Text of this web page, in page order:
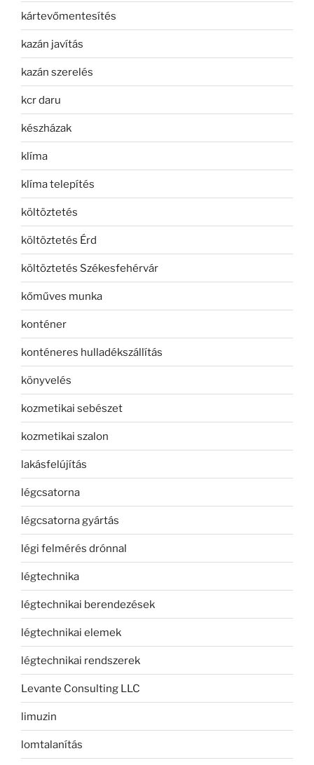
kártevőmentesítés
kazán javítás
kazán szerelés
kcr daru
készházak
klíma
klíma telepítés
költöztetés
költöztetés Érd
költöztetés Székesfehérvár
kőműves munka
konténer
konténeres hulladékszállítás
könyvelés
kozmetikai sebészet
kozmetikai szalon
lakásfelújítás
légcsatorna
légcsatorna gyártás
légi felmérés drónnal
légtechnika
légtechnikai berendezések
légtechnikai elemek
légtechnikai rendszerek
Levante Consulting LLC
limuzin
lomtalanítás